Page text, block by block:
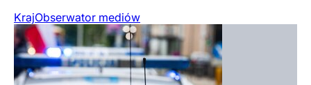
KrajObserwator mediów